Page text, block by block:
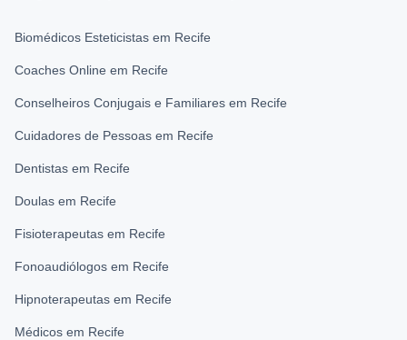
Biomédicos Esteticistas em Recife
Coaches Online em Recife
Conselheiros Conjugais e Familiares em Recife
Cuidadores de Pessoas em Recife
Dentistas em Recife
Doulas em Recife
Fisioterapeutas em Recife
Fonoaudiólogos em Recife
Hipnoterapeutas em Recife
Médicos em Recife